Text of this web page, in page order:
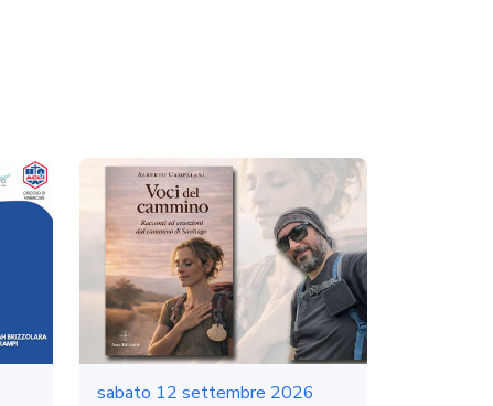
sabato 12 settembre 2026